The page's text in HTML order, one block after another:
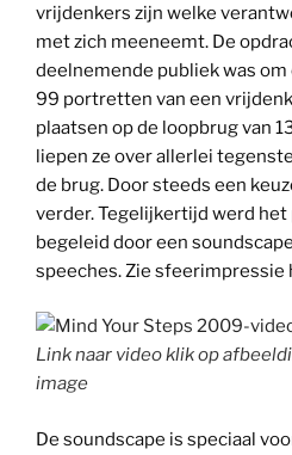
vrijdenkers zijn welke
met zich meeneemt. De
deelnemende publiek was om
99 portretten van een
plaatsen op de loopbrug van
liepen ze over allerlei
de brug. Door steeds een
verder. Tegelijkertijd werd
begeleid door een
speeches. Zie sfeerimpressie
Link naar video klik op
image
De soundscape is speciaal